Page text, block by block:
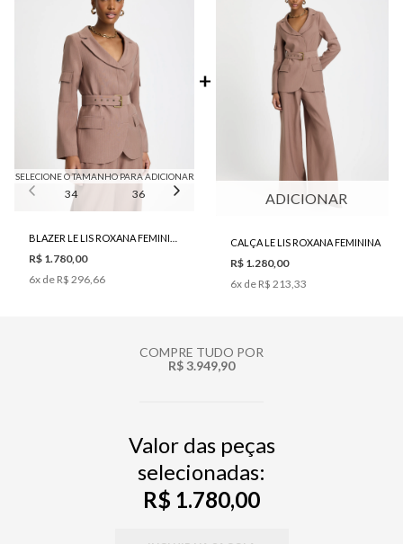
SELECIONE O TAMANHO PARA ADICIONAR
34 36 40 42
R$ 1.780,00
6x de R$ 296,66
ADICIONAR
CALÇA LE LIS ROXANA FEMININA
R$ 1.280,00
6x de R$ 213,33
COMPRE TUDO POR
R$ 3.949,90
Valor das peças
selecionadas:
R$ 1.780,00